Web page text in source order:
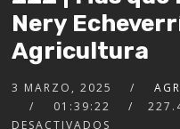
Nery
Agricultura
3 MARZO, 2025
01:39:22
DESACTIVADOS